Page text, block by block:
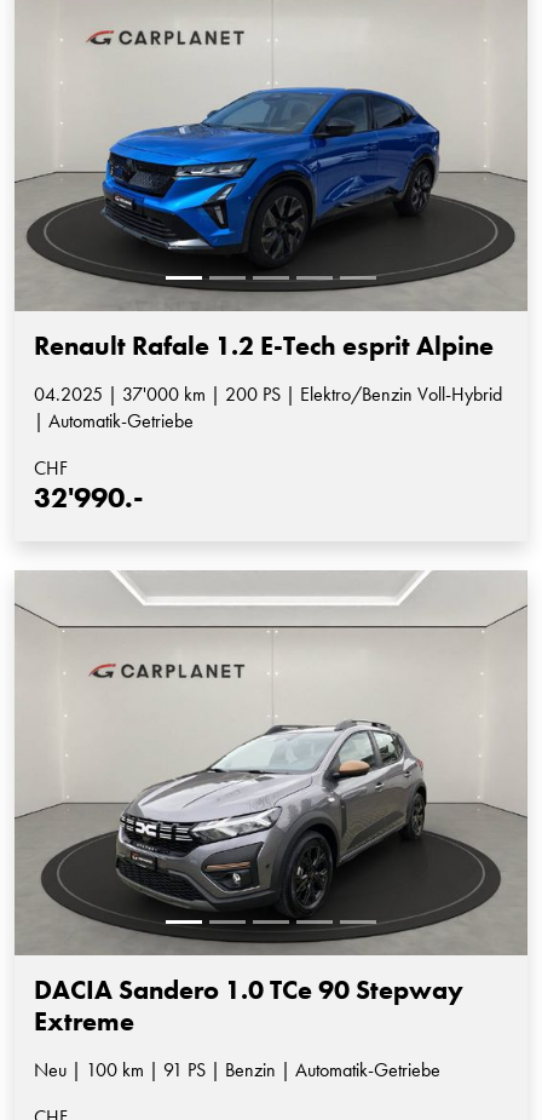
Renault Rafale 1.2 E-Tech esprit Alpine
04.2025 | 37'000 km | 200 PS | Elektro/Benzin Voll-Hybrid
| Automatik-Getriebe
CHF
32'990.-
DACIA Sandero 1.0 TCe 90 Stepway
Extreme
Neu | 100 km | 91 PS | Benzin | Automatik-Getriebe